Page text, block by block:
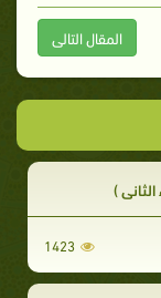
المقال التالى
)
1423